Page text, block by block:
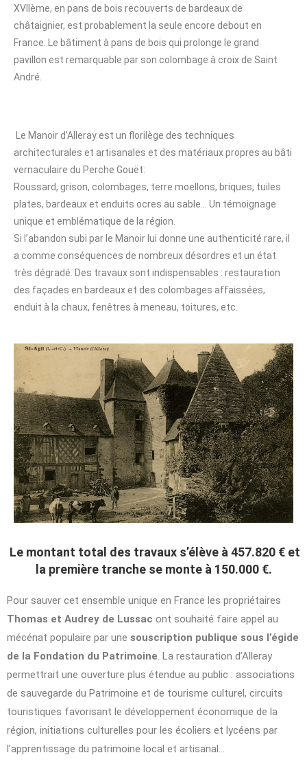
XVIIème, en pans de bois recouverts de bardeaux de
châtaignier, est probablement la seule encore debout en
France. Le bâtiment à pans de bois qui prolonge le grand
pavillon est remarquable par son colombage à croix de Saint
André.
Le Manoir d’Alleray est un florilège des techniques
architecturales et artisanales et des matériaux propres au bâti
vernaculaire du Perche Gouët:
Roussard, grison, colombages, terre moellons, briques, tuiles
plates, bardeaux et enduits ocres au sable… Un témoignage
unique et emblématique de la région.
Si l’abandon subi par le Manoir lui donne une authenticité rare, il
a comme conséquences de nombreux désordres et un état
très dégradé. Des travaux sont indispensables : restauration
des façades en bardeaux et des colombages affaissées,
enduit à la chaux, fenêtres à meneau, toitures, etc.
Le montant total des travaux s’élève à 457.820 € et
la première tranche se monte à 150.000 €.
Pour sauver cet ensemble unique en France les propriétaires
Thomas et Audrey de Lussac ont souhaité faire appel au
mécénat populaire par une souscription publique sous l’égide
de la Fondation du Patrimoine. La restauration d’Alleray
permettrait une ouverture plus étendue au public : associations
de sauvegarde du Patrimoine et de tourisme culturel, circuits
touristiques favorisant le développement économique de la
région, initiations culturelles pour les écoliers et lycéens par
l’apprentissage du patrimoine local et artisanal…